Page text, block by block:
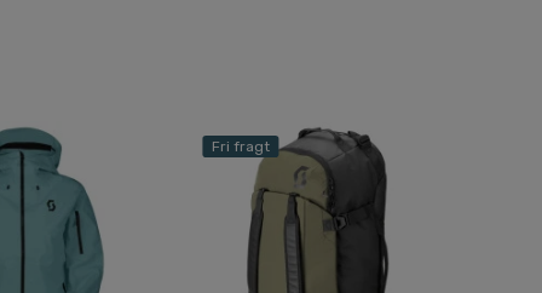
Fri fragt